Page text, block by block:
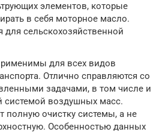
элементов, которые
в себя моторное масло.
для сельскохозяйственной
для всех видов
Отлично справляются со
задачами, в том числе и
системой воздушных масс.
полную очистку системы, а не
Особенностью данных